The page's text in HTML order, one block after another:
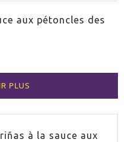
aux pétoncles des
PLUS
à la sauce aux